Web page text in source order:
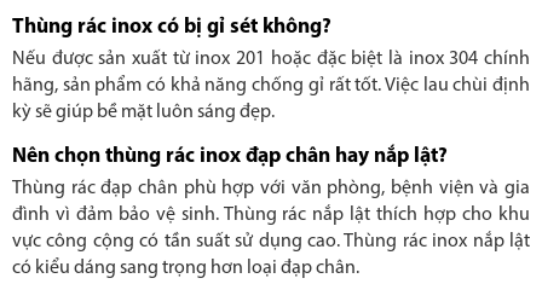
Thùng rác inox có bị gỉ sét không?
Nếu được sản xuất từ inox 201 hoặc đặc biệt là inox 304 chính
hãng, sản phẩm có khả năng chống gỉ rất tốt. Việc lau chùi định
kỳ sẽ giúp bề mặt luôn sáng đẹp.
Nên chọn thùng rác inox đạp chân hay nắp lật?
Thùng rác đạp chân phù hợp với văn phòng, bệnh viện và gia
đình vì đảm bảo vệ sinh. Thùng rác nắp lật thích hợp cho khu
vực công cộng có tần suất sử dụng cao. Thùng rác inox nắp lật
có kiểu dáng sang trọng hơn loại đạp chân.